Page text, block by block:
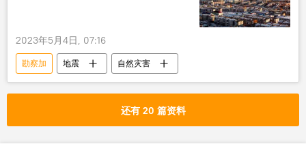
2023年5月4日, 07:16
勘察加 地震 自然灾害
还有 20 篇资料